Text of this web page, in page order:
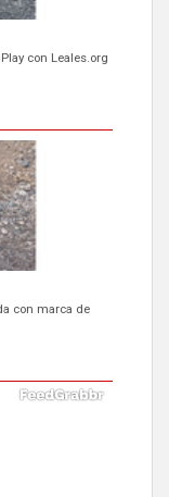
con marca de
de la zona los